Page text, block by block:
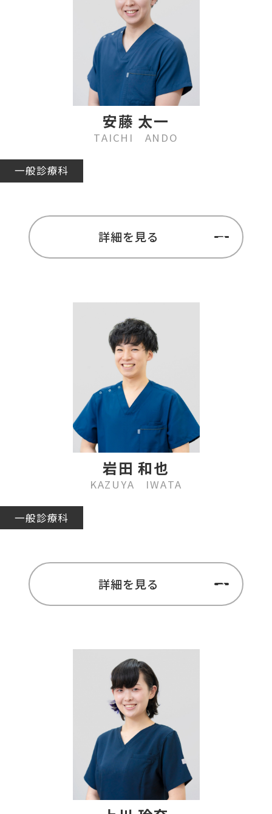
安藤 太一
TAICHI ANDO
一般診療科
詳細を見る
岩田 和也
KAZUYA IWATA
一般診療科
詳細を見る